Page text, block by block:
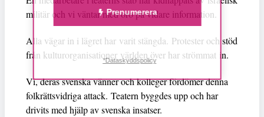
militär och vi väntar med oro på vidare information.
Alla vägar in i lägret har varit stängda. Protester och stöd
från kulturorganisationer världen över har strömmat in.
Vi, deras svenska vänner och kolleger fördömer denna
folkrättsvidriga attack. Teatern byggdes upp och har
drivits med hjälp av svenska insatser.
Prenumerera
*Dataskyddspolicy